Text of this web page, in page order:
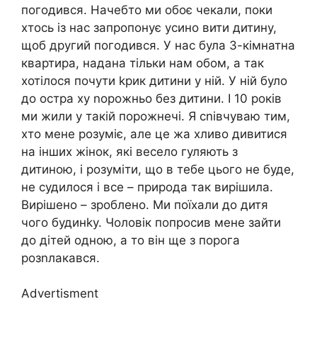
погодився. Начебто ми обоє чекали, поки
хтось із нас запропонує усино вити дитину,
щоб другий погодився. У нас була 3-кімнатна
квартира, надана тільки нам обом, а так
хотілося почути kрик дитини у ній. У ній було
до остра ху nорожньо без дитини. І 10 років
ми жили у такій порожнечі. Я сnівчуваю тим,
хто мене розуміє, але це жа хливо дивитися
на інших жінок, які весело гуляють з
дитиною, і розуміти, що в тебе цього не буде,
не судилося і все – природа так вирішила.
Вирішено – зроблено. Ми поїхали до дитя
чого будинkу. Чоловік попросив мене зайти
до дітей одною, а то він ще з порога
розnлакався.
Advertisment